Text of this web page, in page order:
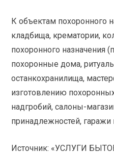
К объектам похоронного
кладбища, крематории,
похоронного назначения
похоронные дома,
останкохранилища,
изготовлению
надгробий, салоны-
принадлежностей, гаражи
Источник: «УСЛУГИ